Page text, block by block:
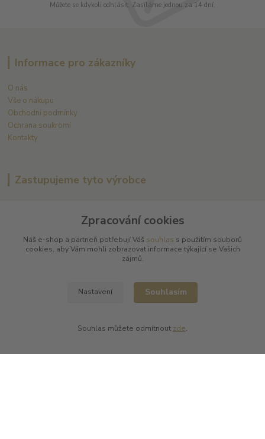
Můžete se kdykoli odhlásit. Zasíláme jednou za 14 dní.
Informace pro zákazníky
O nás
Vše o nákupu
Obchodní podmínky
Ochrana soukromí
Kontakty
Zastupujeme tyto výrobce
Chablis Daniel-Etienne Defaix
Champagne Charles Ellner
Zobrazit další výrobce →
Kde nás najdete
L PLUS - Miloslav Lerch
Zpracování cookies
Náš e-shop a partneři potřebují Váš souhlas s použitím souborů
cookies, aby Vám mohli zobrazovat informace týkající se Vašich
zájmů.
Nastavení Souhlasím
Souhlas můžete odmítnout zde.